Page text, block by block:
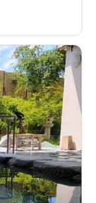
泉「芭蕉の